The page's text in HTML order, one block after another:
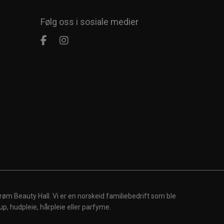
Følg oss i sosiale medier
Beauty Hall. Vi er en norskeid familiebedrift som ble
hudpleie, hårpleie eller parfyme.